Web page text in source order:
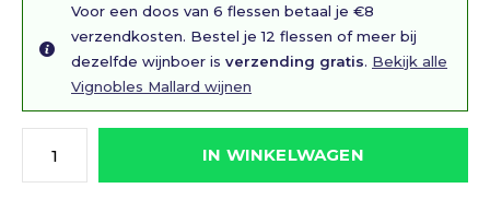
Voor een doos van 6 flessen betaal je €8
verzendkosten. Bestel je 12 flessen of meer bij
dezelfde wijnboer is verzending gratis. Bekijk alle
Vignobles Mallard wijnen
IN WINKELWAGEN